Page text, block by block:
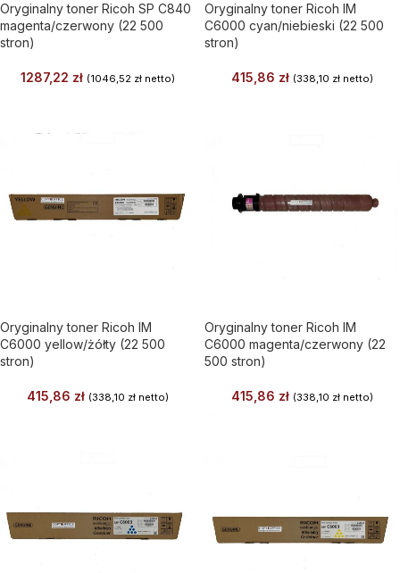
Oryginalny toner Ricoh SP C840
magenta/czerwony (22 500
stron)
1287,22 zł (1046,52 zł netto)
Oryginalny toner Ricoh IM
C6000 cyan/niebieski (22 500
stron)
415,86 zł (338,10 zł netto)
Oryginalny toner Ricoh IM
C6000 yellow/żółty (22 500
stron)
415,86 zł (338,10 zł netto)
Oryginalny toner Ricoh IM
C6000 magenta/czerwony (22
500 stron)
415,86 zł (338,10 zł netto)